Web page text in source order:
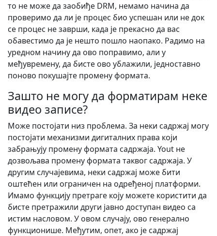
то не може да заобиђе DRM, немамо начина да
проверимо да ли је процес био успешан или не док
се процес не заврши, када је прекасно да вас
обавестимо да је нешто пошло наопако. Радимо на
уредном начину да ово поправимо, али у
међувремену, да бисте ово ублажили, једноставно
поново покушајте промену формата.
Зашто не могу да форматирам неке
видео записе?
Може постојати низ проблема. За неки садржај могу
постојати механизми дигиталних права који
забрањују промену формата садржаја. Yout не
дозвољава промену формата таквог садржаја. У
другим случајевима, неки садржај може бити
оштећен или ограничен на одређеној платформи.
Имамо функцију претраге коју можете користити да
бисте претражили други јавно доступан видео са
истим насловом. У овом случају, ово генерално
функционише. Међутим, опет, ако је садржај